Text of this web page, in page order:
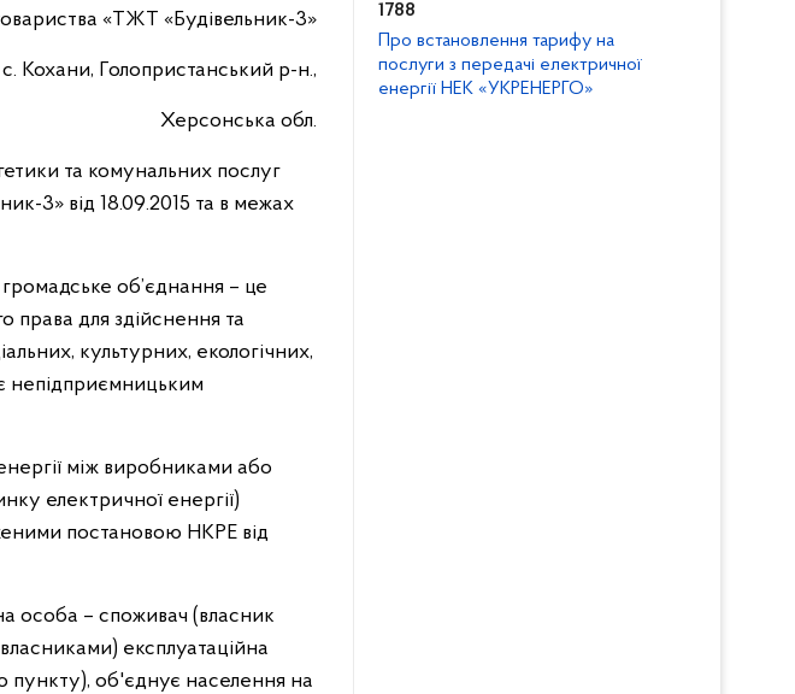
«ТЖТ «Будівельник-3»
с. Кохани, Голопристанський р-н.,
Херсонська обл.
та комунальних послуг
3» від 18.09.2015 та в межах
об’єднання – це
права для здійснення та
культурних, екологічних,
непідприємницьким
між виробниками або
електричної енергії)
постановою НКРЕ від
особа – споживач (власник
експлуатаційна
пункту), об'єднує населення на
1788
Про встановлення тарифу на
послуги з передачі електричної
енергії НЕК «УКРЕНЕРГО»